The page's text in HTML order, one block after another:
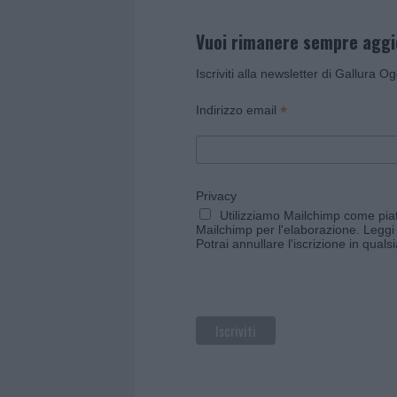
Vuoi rimanere sempre
Iscriviti alla newsletter di Gallura
Indirizzo email *
Privacy
Utilizziamo Mailchimp come
Mailchimp per l'elaborazione.
Potrai annullare l'iscrizione in